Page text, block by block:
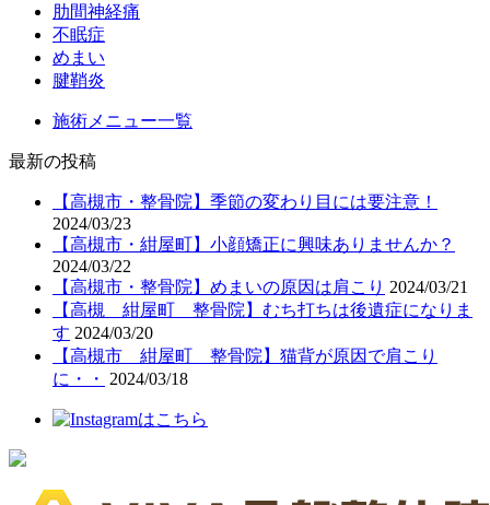
肋間神経痛
不眠症
めまい
腱鞘炎
施術メニュー一覧
最新の投稿
【高槻市・整骨院】季節の変わり目には要注意！
2024/03/23
【高槻市・紺屋町】小顔矯正に興味ありませんか？
2024/03/22
【高槻市・整骨院】めまいの原因は肩こり 2024/03/21
【高槻 紺屋町 整骨院】むち打ちは後遺症になりま
す 2024/03/20
【高槻市 紺屋町 整骨院】猫背が原因で肩こり
に・・
2024/03/18